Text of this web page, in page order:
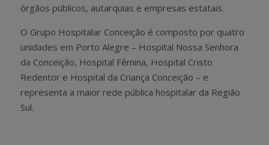
órgãos públicos, autarquias e empresas estatais.
O Grupo Hospitalar Conceição é composto por quatro
unidades em Porto Alegre – Hospital Nossa Senhora
da Conceição, Hospital Fêmina, Hospital Cristo
Redentor e Hospital da Criança Conceição – e
representa a maior rede pública hospitalar da Região
Sul.